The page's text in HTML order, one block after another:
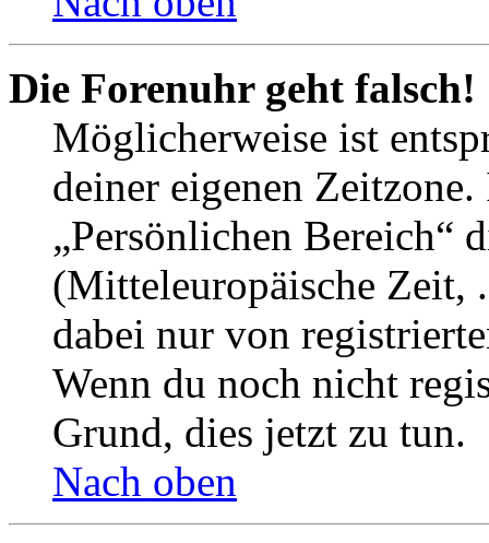
Die Forenuhr geht falsch!
Möglicherweise ist
deiner eigenen
„Persönlichen Bereich“
(Mitteleuropäische Zeit,
dabei nur von
Wenn du noch nicht
Grund, dies jetzt zu tun.
Nach oben